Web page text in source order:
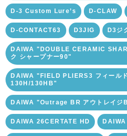
D-3 Custom Lure’s D-CLAW
D-CONTACT63 D3JIG D3ジ
DAIWA "DOUBLE CERAMIC
ク シャープナー90"
DAIWA "FIELD PLIERS3 フィール
130H/130HB"
DAIWA "Outrage BR アウトレイジ
DAIWA 26CERTATE HD